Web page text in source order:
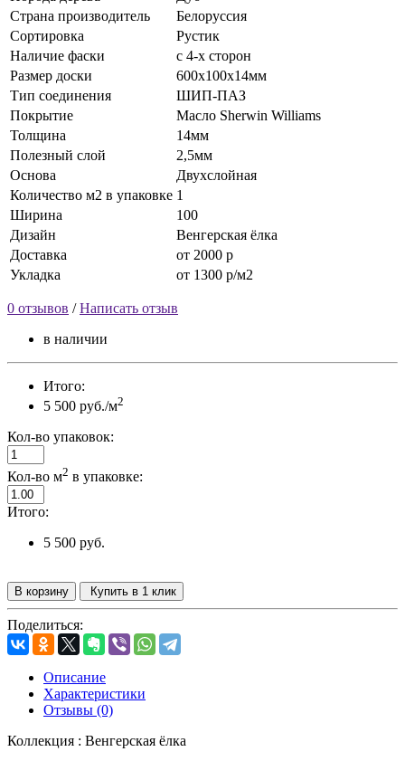
Страна производитель
Белоруссия
Сортировка
Рустик
Наличие фаски
с 4-х сторон
Размер доски
600х100х14мм
Тип соединения
ШИП-ПАЗ
Покрытие
Масло Sherwin Williams
Толщина
14мм
Полезный слой
2,5мм
Основа
Двухслойная
Количество м2 в упаковке 1
Ширина
100
Дизайн
Венгерская ёлка
Доставка
от 2000 р
Укладка
от 1300 р/м2
0 отзывов /Написать отзыв
в наличии
Итого:
5 500 руб./м2
Кол-во упаковок:
Кол-во м2 в упаковке:
Итого:
5 500 руб.
В корзину Купить в 1 клик
Поделиться:
Описание
Характеристики
Отзывы (0)
Коллекция : Венгерская ёлка